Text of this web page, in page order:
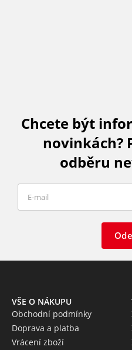
Chcete být
novinkách?
odběru
VŠE O NÁKUPU
Obchodní podmínky
Doprava a platba
Vrácení zboží